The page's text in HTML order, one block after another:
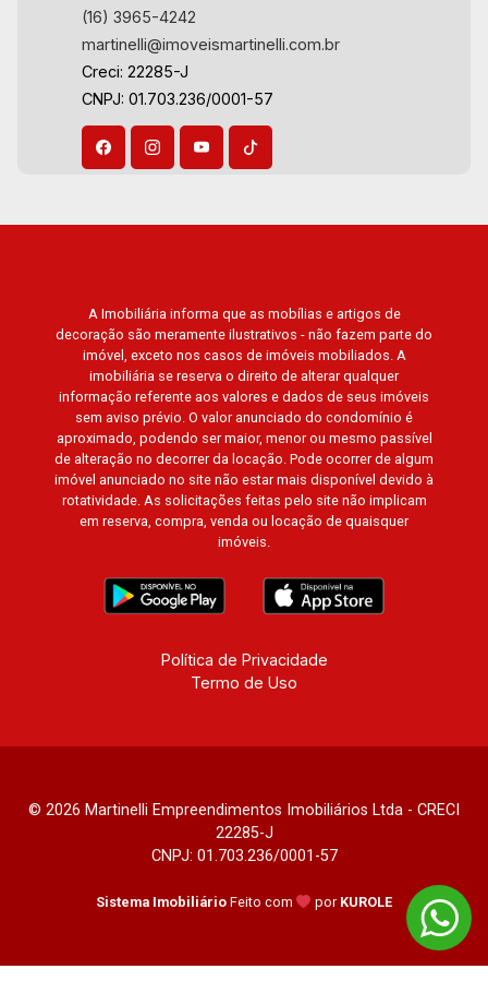
(16) 3965-4242
martinelli@imoveismartinelli.com.br
Creci: 22285-J
CNPJ: 01.703.236/0001-57
A Imobiliária informa que as mobílias e artigos de
decoração são meramente ilustrativos - não fazem parte do
imóvel, exceto nos casos de imóveis mobiliados. A
imobiliária se reserva o direito de alterar qualquer
informação referente aos valores e dados de seus imóveis
sem aviso prévio. O valor anunciado do condomínio é
aproximado, podendo ser maior, menor ou mesmo passível
de alteração no decorrer da locação. Pode ocorrer de algum
imóvel anunciado no site não estar mais disponível devido à
rotatividade. As solicitações feitas pelo site não implicam
em reserva, compra, venda ou locação de quaisquer
imóveis.
Política de Privacidade
Termo de Uso
© 2026 Martinelli Empreendimentos Imobiliários Ltda - CRECI
22285-J
CNPJ: 01.703.236/0001-57
Sistema Imobiliário Feito com por KUROLE